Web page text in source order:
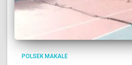
POLSEK MAKALE